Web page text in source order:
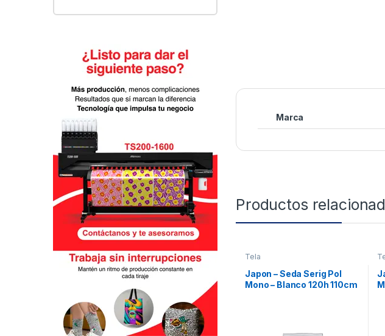
Marca
Productos
Tela
Japon – Seda Serig Pol
Mono – Blanco 120h 110cm